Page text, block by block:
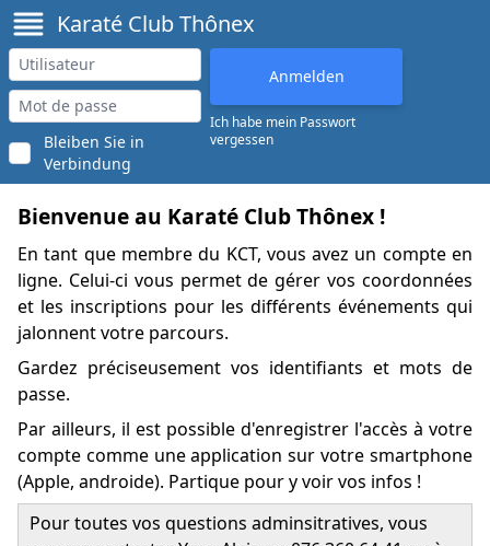
Karaté Club Thônex
Bleiben Sie in
Verbindung
Ich habe mein Passwort
vergessen
Bienvenue au Karaté Club Thônex !
En tant que membre du KCT, vous avez un compte en
ligne. Celui-ci vous permet de gérer vos coordonnées
et les inscriptions pour les différents événements qui
jalonnent votre parcours.
Gardez préciseusement vos identifiants et mots de
passe.
Par ailleurs, il est possible d'enregistrer l'accès à votre
compte comme une application sur votre smartphone
(Apple, androide). Partique pour y voir vos infos !
Pour toutes vos questions adminsitratives, vous